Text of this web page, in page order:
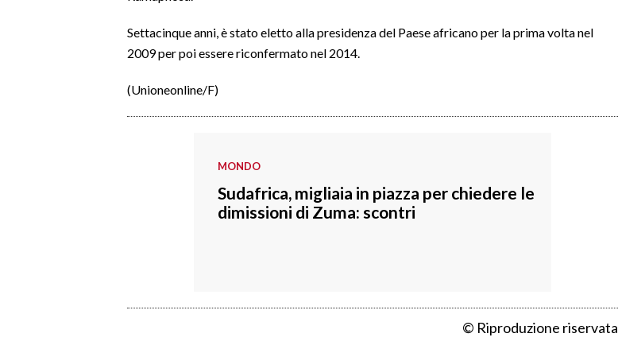
Settacinque anni, è stato eletto alla presidenza del Paese africano per la prima volta nel
2009 per poi essere riconfermato nel 2014.
(Unioneonline/F)
MONDO
Sudafrica, migliaia in piazza per chiedere le
dimissioni di Zuma: scontri
© Riproduzione riservata